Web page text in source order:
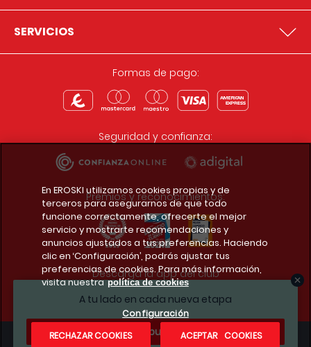
A tu lado en cada nueva etapa
¿Te apuntas?
SERVICIOS
Formas de pago:
Seguridad y confianza:
Premios y reconocimientos:
Descarga la app del club
En EROSKI utilizamos cookies propias y de
terceros para asegurarnos de que todo
funcione correctamente, ofrecerte el mejor
servicio y mostrarte recomendaciones y
anuncios ajustados a tus preferencias. Haciendo
clic en ‘Configuración’, podrás ajustar tus
preferencias de cookies. Para más información,
visita nuestra política de cookies
Configuración
RECHAZAR COOKIES
ACEPTAR COOKIES